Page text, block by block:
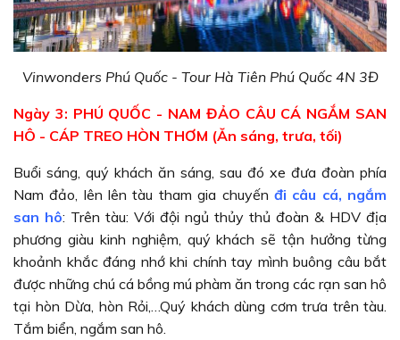
Vinwonders Phú Quốc - Tour Hà Tiên Phú Quốc 4N 3Đ
Ngày 3: PHÚ QUỐC - NAM ĐẢO CÂU CÁ NGẮM SAN
HÔ - CÁP TREO HÒN THƠM (Ăn sáng, trưa, tối)
Buổi sáng, quý khách ăn sáng, sau đó xe đưa đoàn phía
Nam đảo, lên lên tàu tham gia chuyến đi câu cá, ngắm
san hô: Trên tàu: Với đội ngủ thủy thủ đoàn & HDV địa
phương giàu kinh nghiệm, quý khách sẽ tận hưởng từng
khoảnh khắc đáng nhớ khi chính tay mình buông câu bắt
được những chú cá bồng mú phàm ăn trong các rạn san hô
tại hòn Dừa, hòn Rỏi,…Quý khách dùng cơm trưa trên tàu.
Tắm biển, ngắm san hô.